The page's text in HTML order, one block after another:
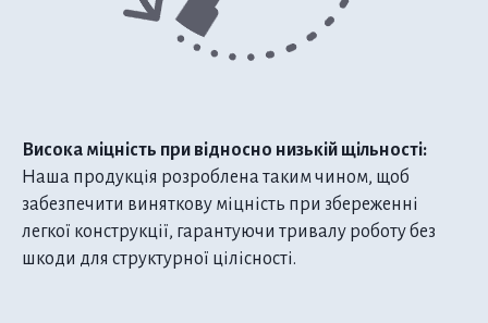
Висока міцність при відносно низькій щільності:
Наша продукція розроблена таким чином, щоб
забезпечити виняткову міцність при збереженні
легкої конструкції, гарантуючи тривалу роботу без
шкоди для структурної цілісності.